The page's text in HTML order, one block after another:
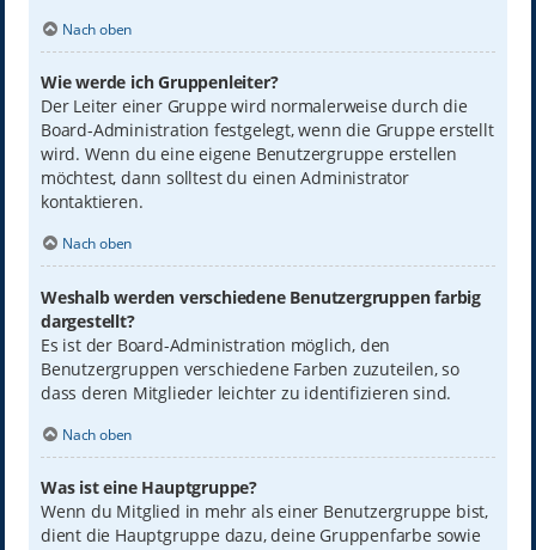
Nach oben
Wie werde ich Gruppenleiter?
Der Leiter einer Gruppe wird normalerweise durch die
Board-Administration festgelegt, wenn die Gruppe erstellt
wird. Wenn du eine eigene Benutzergruppe erstellen
möchtest, dann solltest du einen Administrator
kontaktieren.
Nach oben
Weshalb werden verschiedene Benutzergruppen farbig
dargestellt?
Es ist der Board-Administration möglich, den
Benutzergruppen verschiedene Farben zuzuteilen, so
dass deren Mitglieder leichter zu identifizieren sind.
Nach oben
Was ist eine Hauptgruppe?
Wenn du Mitglied in mehr als einer Benutzergruppe bist,
dient die Hauptgruppe dazu, deine Gruppenfarbe sowie